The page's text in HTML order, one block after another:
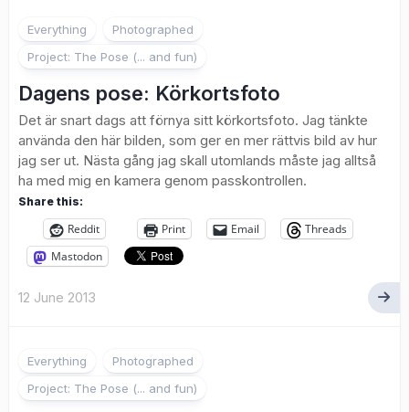
Everything
Photographed
Project: The Pose (... and fun)
Dagens pose: Körkortsfoto
Det är snart dags att förnya sitt körkortsfoto. Jag tänkte
använda den här bilden, som ger en mer rättvis bild av hur
jag ser ut. Nästa gång jag skall utomlands måste jag alltså
ha med mig en kamera genom passkontrollen.
Share this:
Reddit Print Email
Threads
Mastodon
12 June 2013
Everything
Photographed
Project: The Pose (... and fun)